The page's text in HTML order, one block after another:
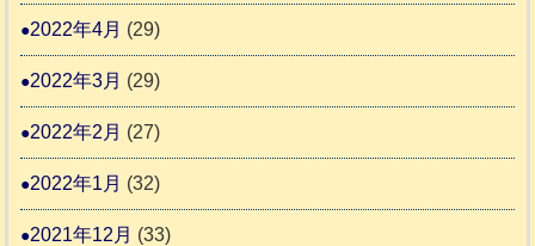
2022年4月 (29)
2022年3月 (29)
2022年2月 (27)
2022年1月 (32)
2021年12月 (33)